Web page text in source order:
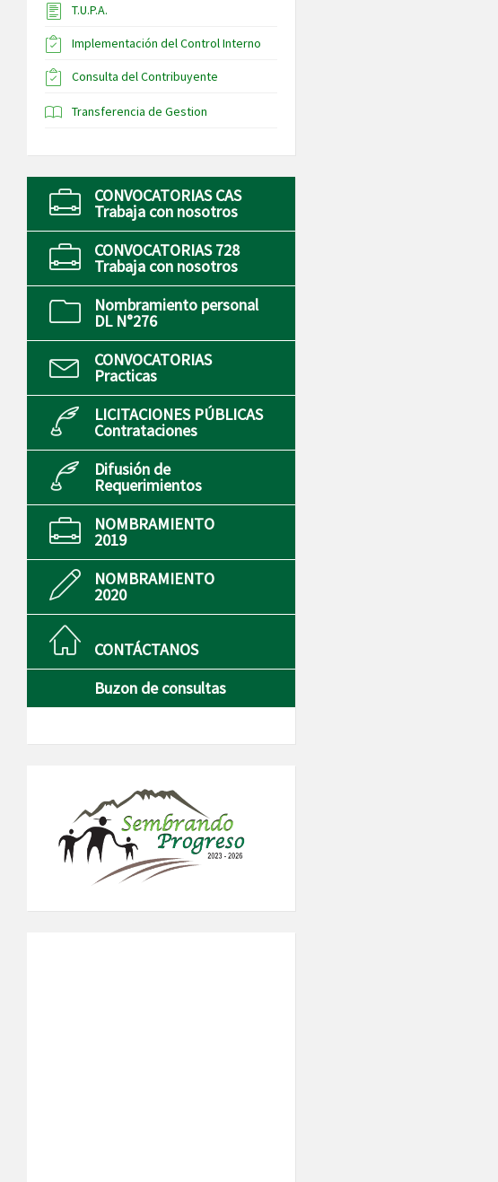
T.U.P.A.
Implementación del Control Interno
Consulta del Contribuyente
Transferencia de Gestion
CONVOCATORIAS CAS
Trabaja con nosotros
CONVOCATORIAS 728
Trabaja con nosotros
Nombramiento personal
DL N°276
CONVOCATORIAS
Practicas
LICITACIONES PÚBLICAS
Contrataciones
Difusión de
Requerimientos
NOMBRAMIENTO
2019
NOMBRAMIENTO
2020
CONTÁCTANOS
Buzon de consultas